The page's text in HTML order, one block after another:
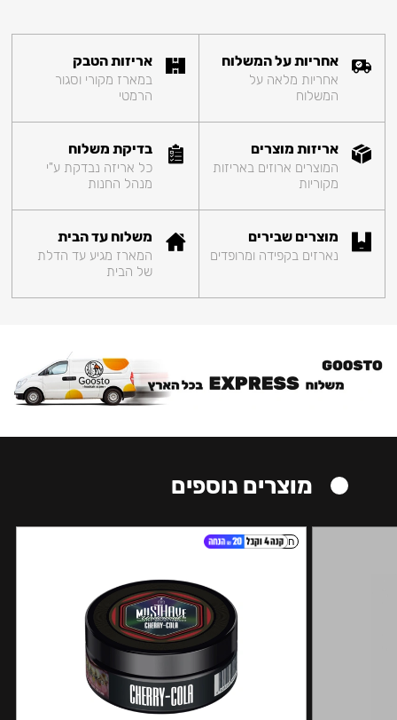
אחריות על המשלוח
אחריות מלאה על
המשלוח
אריזות הטבק
במארז מקורי וסגור
הרמטי
אריזות מוצרים
המוצרים ארוזים באריזות
מקוריות
בדיקת משלוח
כל אריזה נבדקת ע"י
מנהל החנות
מוצרים שבירים
נארזים בקפידה ומרופדים
משלוח עד הבית
המארז מגיע עד הדלת
של הבית
מוצרים נוספים
חזק